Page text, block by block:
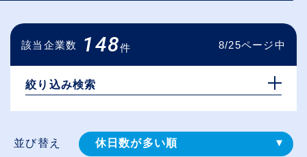
該当企業数 148件 8/25ページ中
絞り込み検索
並び替え 休日数が多い順